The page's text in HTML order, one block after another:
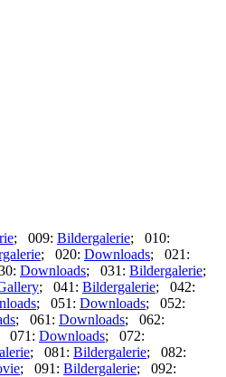
; 009: Bildergalerie; 010:
; 020: Downloads; 021:
Downloads; 031: Bildergalerie;
; 041: Bildergalerie; 042:
; 051: Downloads; 052:
; 061: Downloads; 062:
071: Downloads; 072:
; 081: Bildergalerie; 082:
; 091: Bildergalerie; 092: